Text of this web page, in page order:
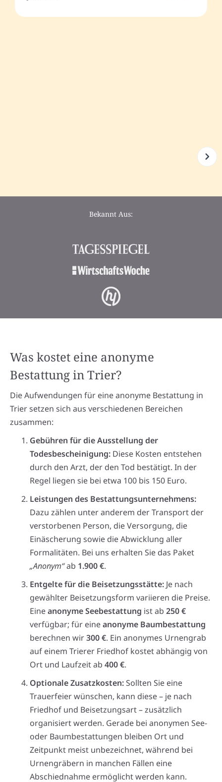
Bekannt Aus:
Was kostet eine anonyme
Bestattung in Trier?
Die Aufwendungen für eine anonyme Bestattung in
Trier setzen sich aus verschiedenen Bereichen
zusammen:
Gebühren für die Ausstellung der
Todesbescheinigung: Diese Kosten entstehen
durch den Arzt, der den Tod bestätigt. In der
Regel liegen sie bei etwa 100 bis 150 Euro.
Leistungen des Bestattungsunternehmens:
Dazu zählen unter anderem der Transport der
verstorbenen Person, die Versorgung, die
Einäscherung sowie die Abwicklung aller
Formalitäten. Bei uns erhalten Sie das Paket
„Anonym“ab 1.900 €.
Entgelte für die Beisetzungsstätte: Je nach
gewählter Beisetzungsform variieren die Preise.
Eineanonyme Seebestattung ist ab 250 €
verfügbar; für eineanonyme Baumbestattung
berechnen wir300 €. Ein anonymes Urnengrab
auf einem Trierer Friedhof kostet abhängig von
Ort und Laufzeit ab 400 €.
Optionale Zusatzkosten:Sollten Sie eine
Trauerfeier wünschen, kann diese – je nach
Friedhof und Beisetzungsart – zusätzlich
organisiert werden. Gerade bei anonymen See-
oder Baumbestattungen bleiben Ort und
Zeitpunkt meist unbezeichnet, während bei
Urnengräbern in manchen Fällen eine
Abschiednahme ermöglicht werden kann.